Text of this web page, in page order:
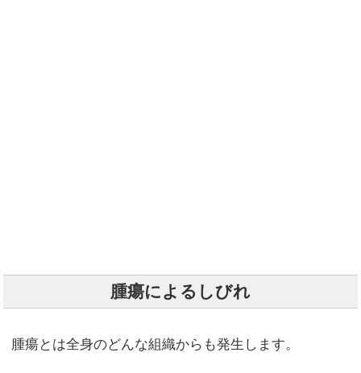
腫瘍によるしびれ
腫瘍とは全身のどんな組織からも発生します。